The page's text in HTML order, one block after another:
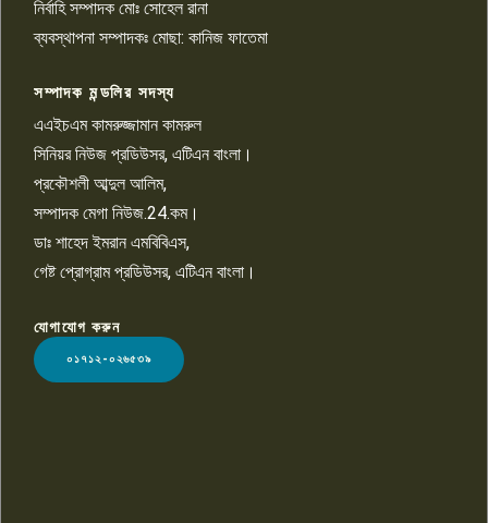
চাঁদাবাজি ও হয়রানির অভিযোগ
১০
LOGO
নির্বাহি সম্পাদক মোঃ সোহেল রানা
ব্যবস্থাপনা সম্পাদকঃ মোছা: কানিজ ফাতেমা
সম্পাদক মন্ডলির সদস্য
এএইচএম কামরুজ্জামান কামরুল
সিনিয়র নিউজ প্রডিউসর, এটিএন বাংলা।
প্রকৌশলী আব্দুল আলিম,
সম্পাদক মেগা নিউজ.24.কম।
ডাঃ শাহেদ ইমরান এমবিবিএস,
গেষ্ট প্রোগ্রাম প্রডিউসর, এটিএন বাংলা।
যোগাযোগ করুন
০১৭১২-০২৬৫৩৯